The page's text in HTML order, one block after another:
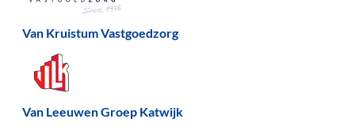
Van Kruistum Vastgoedzorg
Van Leeuwen Groep Katwijk